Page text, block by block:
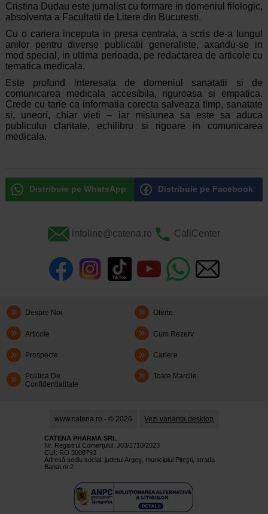
Cristina Dudau este jurnalist cu formare in domeniul filologic,
absolventa a Facultatii de Litere din Bucuresti.
Cu o cariera inceputa in presa centrala, a scris de-a lungul
anilor pentru diverse publicatii generaliste, axandu-se in
mod special, in ultima perioada, pe redactarea de articole cu
tematica medicala.
Este profund interesata de domeniul sanatatii si de
comunicarea medicala accesibila, riguroasa si empatica.
Crede cu tarie ca informatia corecta salveaza timp, sanatate
si, uneori, chiar vieti – iar misiunea sa este sa aduca
publicului claritate, echilibru si rigoare in comunicarea
medicala.
Distribuie pe WhatsApp Distribuie pe Facebook
infoline@catena.ro CallCenter
Despre Noi Oferte
Articole Cum Rezerv
Prospecte Cariere
Politica De
Confidentialitate
Toate Marcile
www.catena.ro - © 2026 Vezi varianta desktop
CATENA PHARMA SRL
Nr. Registrul Comerţului: J03/2710/2023
CUI: RO 3008793
Adresă sediu social: judetul Argeş, municipiul Piteşti, strada
Banat nr.2